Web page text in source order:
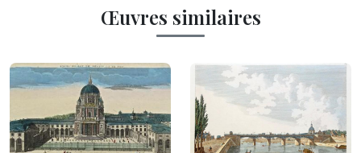
Œuvres similaires